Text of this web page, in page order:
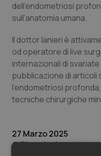
Psoriasi & pelle
Quotidiano
Quotidiano
Quotidiano
Rene &
dell’endometriosi
sull’anatomia umana.
Il dottor Ianieri è
od operatore di live
internazionali di
pubblicazione di articoli
l’endometriosi
tecniche chirurgiche
27 Marzo 2025
© Riproduzione